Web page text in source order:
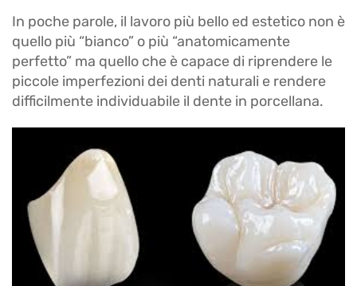
In poche parole, il lavoro più bello ed estetico non è
quello più “bianco” o più “anatomicamente
perfetto” ma quello che è capace di riprendere le
piccole imperfezioni dei denti naturali e rendere
difficilmente individuabile il dente in porcellana.